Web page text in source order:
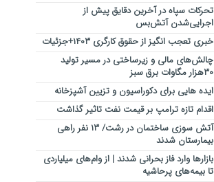
تحرکات سپاه در آخرین دقایق پیش از
اجرایی‌شدن آتش‌بس
خبری تعجب انگیز از حقوق کارگری ۱۴۰۳+جزئیات
چالش‌های مالی و زیرساختی در مسیر تولید
۳۰هزار مگاوات برق سبز
ایده هایی برای دکوراسیون و تزیین آشپزخانه
اقدام تازه ترامپ بر قیمت نفت تاثیر گذاشت
آتش سوزی ساختمان در رشت/ ۱۳ نفر راهی
بیمارستان شدند
بازارها وارد فاز بحرانی شدند | از وام‌های میلیاردی
تا بیمه‌های پرحاشیه